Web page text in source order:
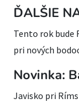
ĎALŠIE
Tento rok bude
pri nových
Novinka:
Javisko pri